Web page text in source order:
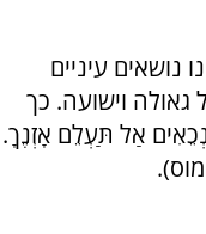
עיניים
וישועה. כך
אַל תַּעְלֵם אָזְנֶךָ.